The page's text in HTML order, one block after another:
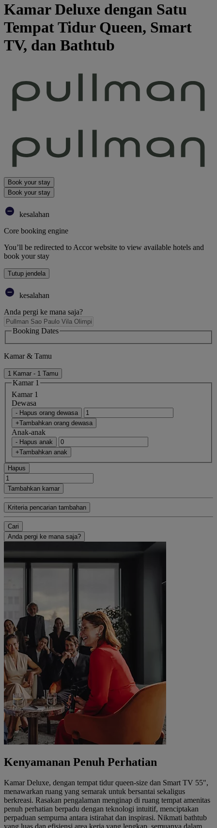
Kamar Deluxe dengan Satu
Tempat Tidur Queen, Smart
TV, dan Bathtub
Book your stay
Book your stay
kesalahan
Core booking engine
You’ll be redirected to Accor website to view available hotels and
book your stay
Tutup jendela
kesalahan
Anda pergi ke mana saja?
Booking Dates
Kamar & Tamu
1 Kamar - 1 Tamu
Kamar 1
Kamar 1
Dewasa
- Hapus orang dewasa
+Tambahkan orang dewasa
Anak-anak
- Hapus anak
+Tambahkan anak
Hapus
Tambahkan kamar
Kriteria pencarian tambahan
Cari
Anda pergi ke mana saja?
Kenyamanan Penuh Perhatian
Kamar Deluxe, dengan tempat tidur queen-size dan Smart TV 55",
menawarkan ruang yang semarak untuk bersantai sekaligus
berkreasi. Rasakan pengalaman menginap di ruang tempat amenitas
penuh perhatian berpadu dengan teknologi intuitif, menciptakan
perpaduan sempurna antara istirahat dan inspirasi. Nikmati bathtub